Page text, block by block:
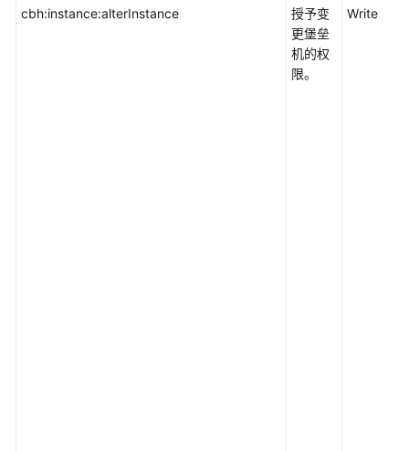
cbh:instance:alterInstance
授予变
更堡垒
机的权
限。
Write